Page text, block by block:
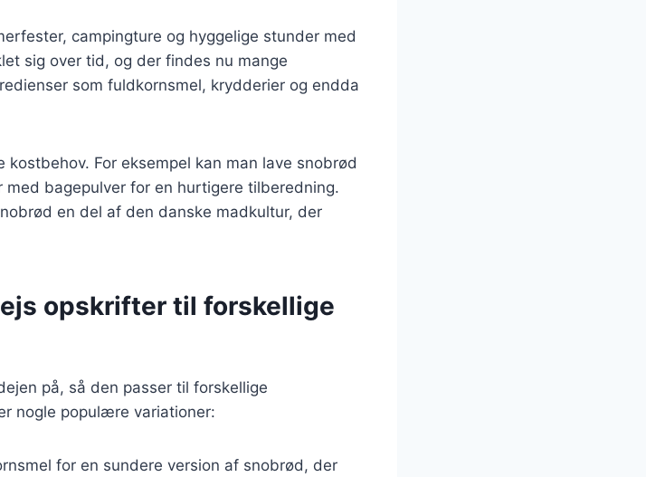
campingture og hyggelige stunder med
sig over tid, og der findes nu mange
som fuldkornsmel, krydderier og endda
For eksempel kan man lave snobrød
bagepulver for en hurtigere tilberedning.
en del af den danske madkultur, der
opskrifter til forskellige
på, så den passer til forskellige
nogle populære variationer:
for en sundere version af snobrød, der